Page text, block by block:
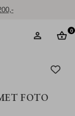
0
FOTO